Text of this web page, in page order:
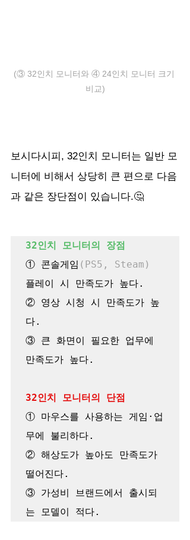
(③ 32인치 모니터와 ④ 24인치 모니터 크기
비교)
보시다시피, 32인치 모니터는 일반 모
니터에 비해서 상당히 큰 편으로 다음
과 같은 장단점이 있습니다.🤔
32인치 모니터의 장점
① 콘솔게임 (PS5, Steam)
플레이 시 만족도가 높다.
② 영상 시청 시 만족도가 높
다.
③ 큰 화면이 필요한 업무에
만족도가 높다.
32인치 모니터의 단점
① 마우스를 사용하는 게임·업
무에 불리하다.
② 해상도가 높아도 만족도가
떨어진다.
③ 가성비 브랜드에서 출시되
는 모델이 적다.